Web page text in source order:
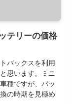
テリーの価格
バックスを利用
思います。ミニ
種ですが、バッ
の時期を見極め